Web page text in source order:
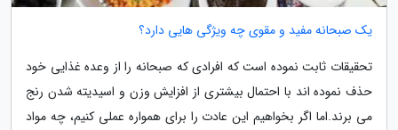
یک صبحانه مفید و مقوی چه ویژگی هایی دارد؟
تحقیقات ثابت نموده است که افرادی که صبحانه را از وعده غذایی خود
حذف نموده اند با احتمال بیشتری از افزایش وزن و اسیدیته شدن رنج
می برند.اما اگر بخواهیم این عادت را برای همواره عملی کنیم، چه مواد